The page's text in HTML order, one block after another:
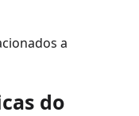
a
do